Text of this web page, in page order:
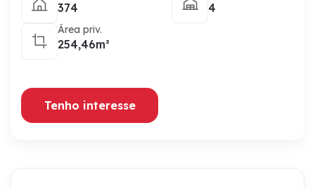
374
Área priv.
254,46m²
4
Tenho interesse